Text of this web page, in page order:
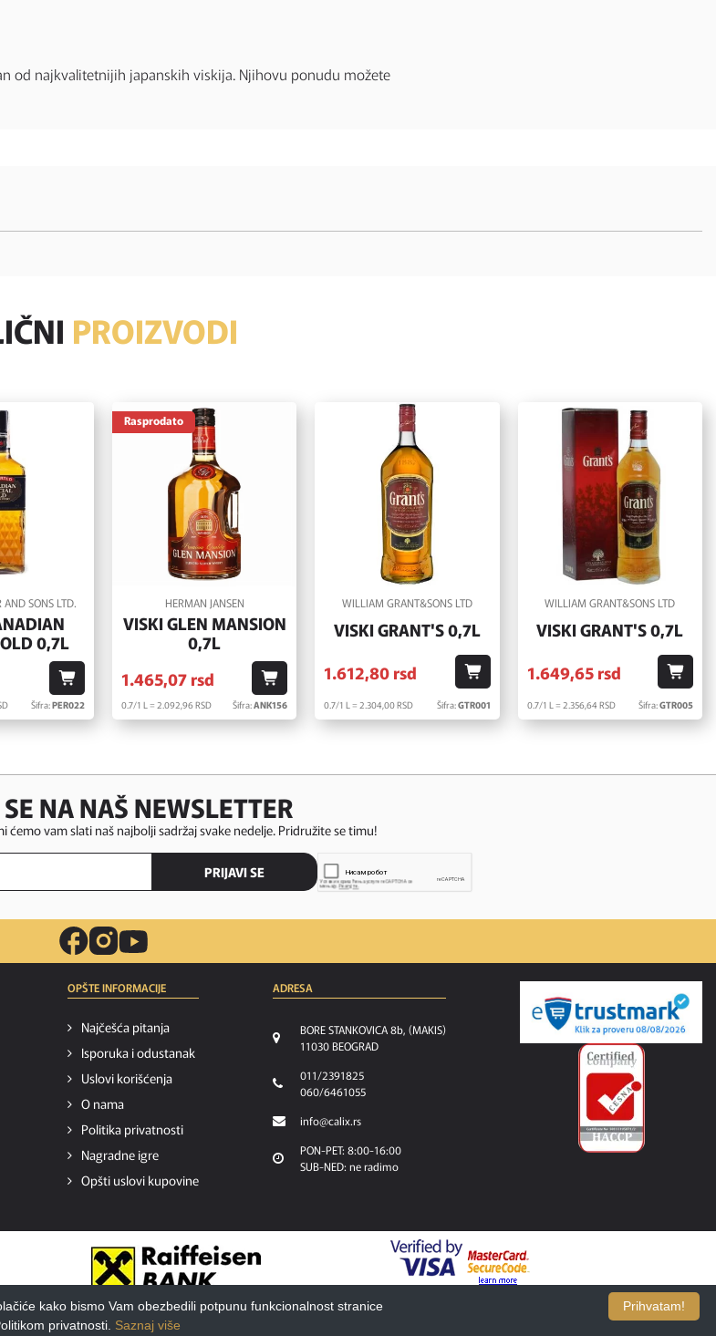
od najkvalitetnijih japanskih viskija. Njihovu ponudu možete
PROIZVODI
SONS LTD.
0,7L
Šifra:PER022
Rasprodato
HERMAN JANSEN
VISKI GLEN MANSION
0,7L
1.465,07rsd
0.7/1 L = 2.092,96RSD Šifra:ANK156
WILLIAM GRANT&SONS LTD
VISKI GRANT'S 0,7L
1.612,80rsd
0.7/1 L = 2.304,00RSD Šifra:GTR001
WILLIAM GRANT&SONS LTD
VISKI GRANT'S 0,7L
1.649,65 rsd
0.7/1 L = 2.356,64 RSD Šifra:GTR005
NA NAŠ NEWSLETTER
ćemo vam slati naš najbolji sadržaj svake nedelje. Pridružite se timu!
PRIJAVI SE
OPŠTE INFORMACIJE
Najčešća pitanja
Isporuka i odustanak
Uslovi korišćenja
O nama
Politika privatnosti
Nagradne igre
Opšti uslovi kupovine
ADRESA
BORE STANKOVICA 8b, (MAKIS)
11030 BEOGRAD
011/2391825
060/6461055
info@calix.rs
PON-PET: 8:00-16:00
SUB-NED: ne radimo
2025. Calix. Dizajn i razvoj:
Prihvatam!
kako bismo Vam obezbedili potpunu funkcionalnost stranice
privatnosti. Saznaj više